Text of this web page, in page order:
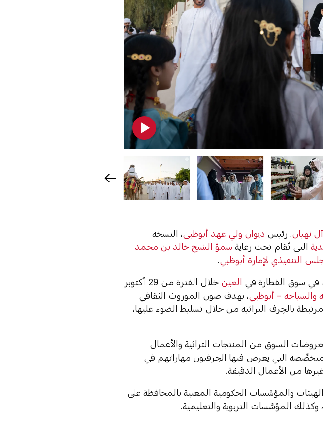
نهيان، رئيس ديوان ولي عهد أبوظبي، النسخة
التي تُقام تحت رعاية سموّ الشيخ خالد بن محمد
التنفيذي لإمارة أبوظبي.
في سوق القطارة في العين
خلال الفترة من 29 أكتوبر
والسياحة – أبوظبي، بهدف صون الموروث الثقافي
بالحِرف التراثية من خلال تسليط الضوء عليها،
السوق من المنتجات التراثية والأعمال
التي يعرض فيها الحِرفيون مهاراتهم في
من الأعمال الدقيقة.
والمؤسَّسات الحكومية المعنية بالمحافظة على
وكذلك المؤسَّسات التربوية والتعليمية.